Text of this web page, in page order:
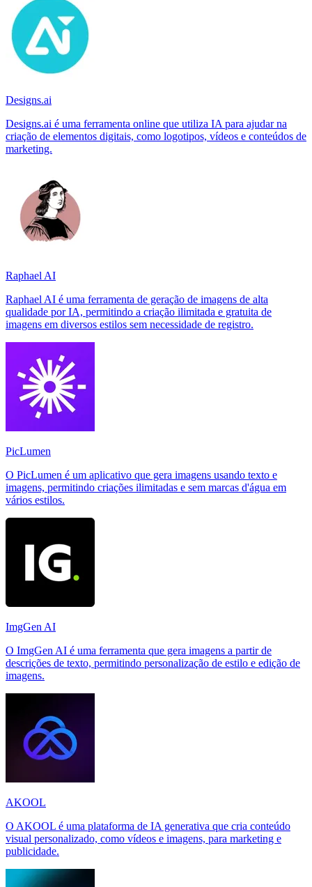
Designs.ai
Designs.ai é uma ferramenta online que utiliza IA para ajudar na
criação de elementos digitais, como logotipos, vídeos e conteúdos de
marketing.
Raphael AI
Raphael AI é uma ferramenta de geração de imagens de alta
qualidade por IA, permitindo a criação ilimitada e gratuita de
imagens em diversos estilos sem necessidade de registro.
PicLumen
O PicLumen é um aplicativo que gera imagens usando texto e
imagens, permitindo criações ilimitadas e sem marcas d'água em
vários estilos.
ImgGen AI
O ImgGen AI é uma ferramenta que gera imagens a partir de
descrições de texto, permitindo personalização de estilo e edição de
imagens.
AKOOL
O AKOOL é uma plataforma de IA generativa que cria conteúdo
visual personalizado, como vídeos e imagens, para marketing e
publicidade.